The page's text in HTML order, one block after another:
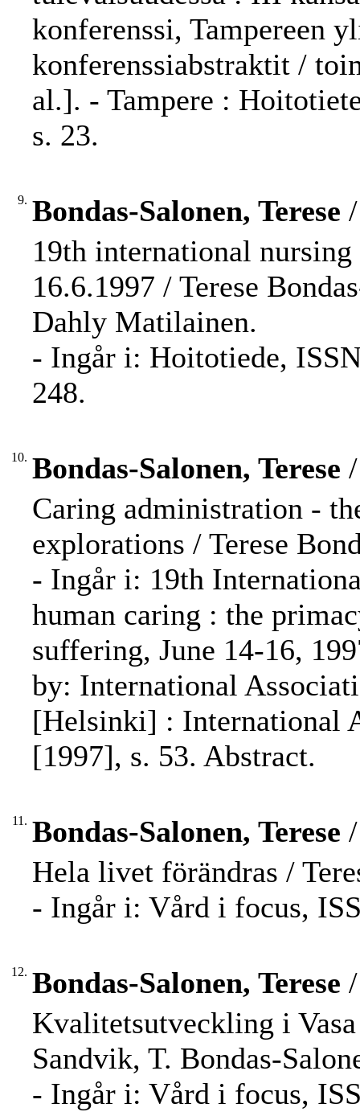
konferenssi, Tampereen
konferenssiabstraktit /
al.]. - Tampere :
s. 23.
9. Bondas-Salonen, Terese
19th international
16.6.1997 / Terese
Dahly Matilainen.
- Ingår i: Hoitotiede,
248.
10. Bondas-Salonen, Terese
Caring administration -
explorations / Terese
- Ingår i: 19th
human caring : the
suffering, June 14-16,
by: International
[Helsinki] : International
[1997], s. 53. Abstract.
11. Bondas-Salonen, Terese
Hela livet förändras /
- Ingår i: Vård i focus,
12. Bondas-Salonen, Terese
Kvalitetsutveckling i
Sandvik, T. Bondas-
- Ingår i: Vård i focus,